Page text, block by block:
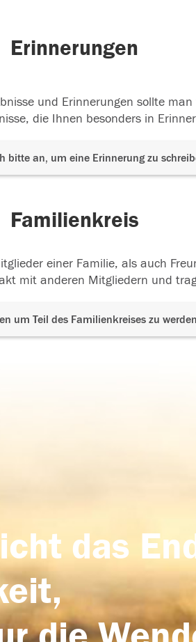
Erinnerungen
und Erinnerungen sollte man
die Ihnen besonders in
bitte an, um eine Erinnerung zu
Familienkreis
einer Familie, als auch
mit anderen Mitgliedern und
um Teil des Familienkreises zu
das